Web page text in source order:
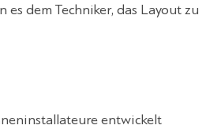
dem Techniker, das Layout zu
entwickelt